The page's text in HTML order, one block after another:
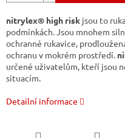
nitrylex® high risk jsou to
podmínkách. Jsou mnohem
ochranné rukavice,
ochranu v mokrém prostředí.
určené uživatelům, kteří jsou
situacím.
Detailní informace